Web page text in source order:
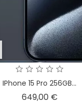
IPhone 15 Pro 256GB...
649,00 €Precio